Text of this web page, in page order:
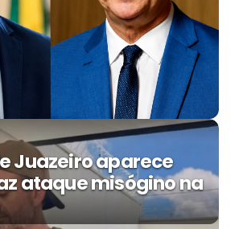
Juazeiro aparece
ataque misógino na